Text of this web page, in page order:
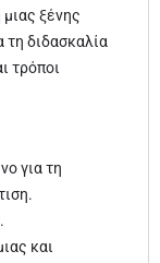
ξένης
τη διδασκαλία
τρόποι
για τη
και